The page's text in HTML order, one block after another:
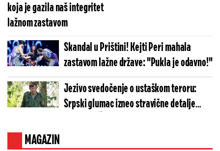
koja je gazila naš integritet
lažnom zastavom
Skandal u Prištini! Kejti Peri mahala
zastavom lažne države: "Pukla je odavno!"
Jezivo svedočenje o ustaškom teroru:
Srpski glumac izneo stravične detalje
MAGAZIN